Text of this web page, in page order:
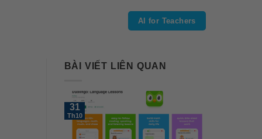
AI for Teachers
BÀI VIẾT LIÊN QUAN
31
Th10